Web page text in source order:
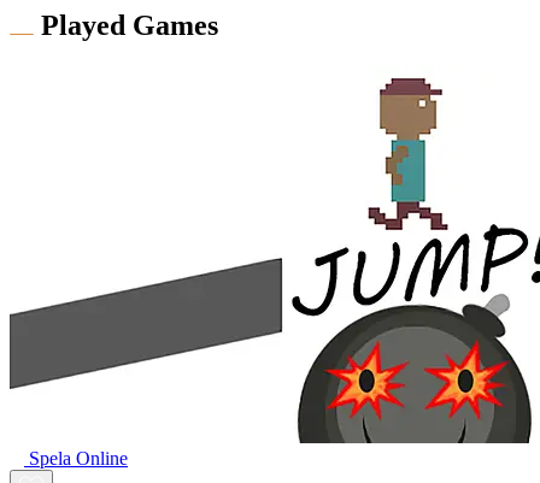
Played Games
Spela Online